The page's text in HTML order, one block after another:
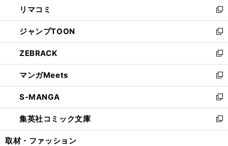
で
開
く
ド
ウ
で
開
く
ィ
ン
ド
ウ
で
開
く
い
ウ
ィ
ン
ド
ウ
で
開
く
リマコミ
新
し
い
ウ
ィ
ン
ド
ウ
で
開
く
ジャンプTOON
新
し
い
ウ
ィ
ン
ド
ウ
で
開
ZEBRACK
新
し
い
ウ
ィ
ン
ド
ウ
マンガMeets
新
し
い
ウ
ィ
ン
S-MANGA
新
し
い
ウ
集英社コミック文庫
新
し
取材・ファッション